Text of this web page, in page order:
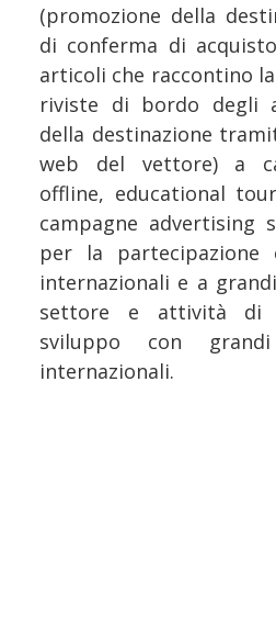
(promozione della
di conferma di
articoli che raccontino
riviste di bordo degli
della destinazione
web del vettore) a
offline, educational
campagne advertising
per la partecipazione
internazionali e a
settore e attività di
sviluppo con
internazionali.